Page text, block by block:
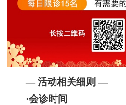
— 活动相关细则 —
·会诊时间